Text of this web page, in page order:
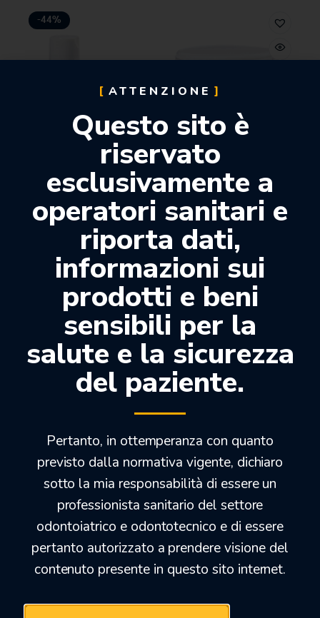
-44%
ACRY SELF P LIQUIDO
41,60 €
€
-44%
ATTENZIONE
Questo sito è
riservato
esclusivamente a
operatori sanitari e
riporta dati,
informazioni sui
prodotti e beni
sensibili per la
salute e la sicurezza
del paziente.
Pertanto, in ottemperanza con quanto
previsto dalla normativa vigente, dichiaro
sotto la mia responsabilità di essere un
professionista sanitario del settore
odontoiatrico e odontotecnico e di essere
pertanto autorizzato a prendere visione del
contenuto presente in questo sito internet.